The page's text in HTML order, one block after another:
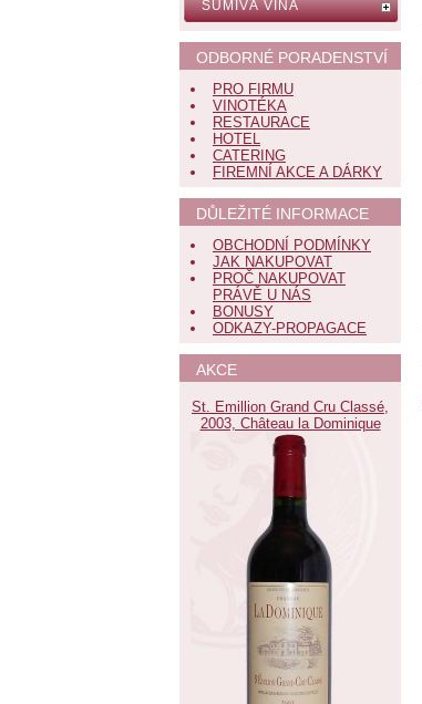
ŠUMIVÁ VÍNA
ODBORNÉ PORADENSTVÍ
PRO FIRMU
VINOTÉKA
RESTAURACE
HOTEL
CATERING
FIREMNÍ AKCE A DÁRKY
DŮLEŽITÉ INFORMACE
OBCHODNÍ PODMÍNKY
JAK NAKUPOVAT
PROČ NAKUPOVAT
PRÁVĚ U NÁS
BONUSY
ODKAZY-PROPAGACE
AKCE
St. Emillion Grand Cru Classé,
2003, Château la Dominique